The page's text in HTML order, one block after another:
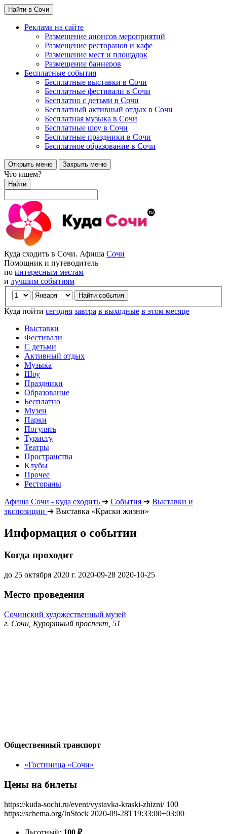
Найти в Сочи
Реклама на сайте
Размещение анонсов мероприятий
Размещение ресторанов и кафе
Размещение мест и площадок
Размещение баннеров
Бесплатные события
Бесплатные выставки в Сочи
Бесплатные фестивали в Сочи
Бесплатно с детьми в Сочи
Бесплатный активный отдых в Сочи
Бесплатная музыка в Сочи
Бесплатные шоу в Сочи
Бесплатные праздники в Сочи
Бесплатное образование в Сочи
Открыть меню Закрыть меню
Что ищем?
Найти
Куда сходить в Сочи. Афиша Сочи
Помощник и путеводитель
по интересным местам
и лучшим событиям
Куда пойти сегодня завтра в выходные в этом месяце
Выставки
Фестивали
С детьми
Активный отдых
Музыка
Шоу
Праздники
Образование
Бесплатно
Музеи
Парки
Погулять
Туристу
Театры
Пространства
Клубы
Прочее
Рестораны
Афиша Сочи - куда сходить ➔ События ➔ Выставки и
экспозиции ➔ Выставка «Краски жизни»
Информация о событии
Когда проходит
до 25 октября 2020 г. 2020-09-28 2020-10-25
Место проведения
Сочинский художественный музей
г. Сочи, Курортный проспект, 51
Общественный транспорт
«Гостиница «Сочи»
Цены на билеты
https://kuda-sochi.ru/event/vystavka-kraski-zhizni/ 100
https://schema.org/InStock 2020-09-28T19:33:00+03:00
Льготный: 100 ₽